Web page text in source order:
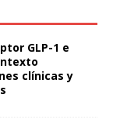
GLP-1 e
clínicas y